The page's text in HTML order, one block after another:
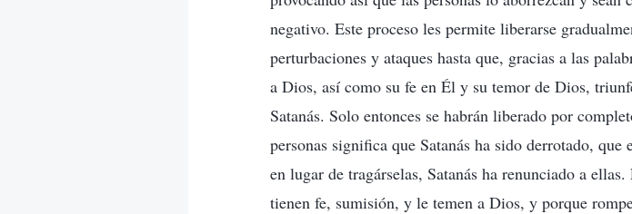
negativo. Este proceso les permite liberarse
perturbaciones y ataques hasta que, gracias a las
a Dios, así como su fe en Él y su temor de Dios,
Satanás. Solo entonces se habrán liberado por
personas significa que Satanás ha sido derrotado,
en lugar de tragárselas, Satanás ha renunciado a
tienen fe, sumisión, y le temen a Dios, y porque